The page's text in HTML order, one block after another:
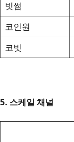
빗썸
코인원
코빗
5. 스케일 채널